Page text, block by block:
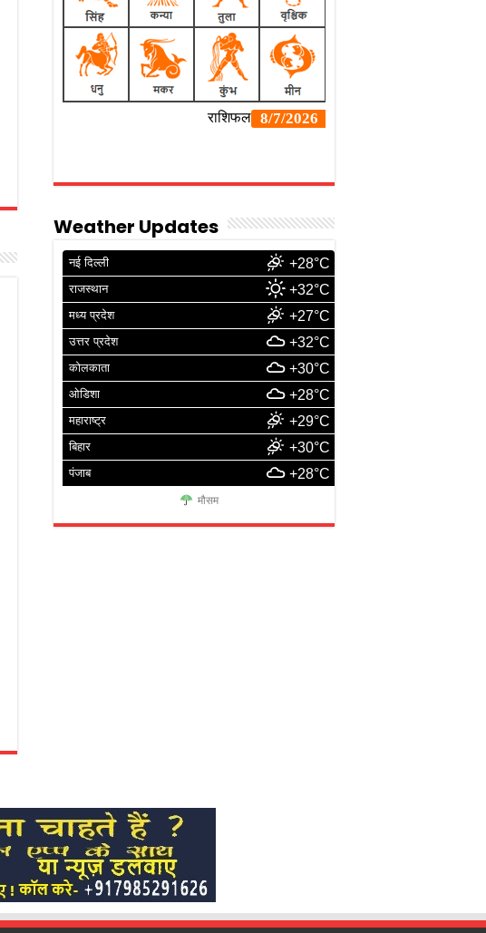
Weather Updates
नई दिल्ली +28°C
राजस्थान +32°C
मध्य प्रदेश +27°C
उत्तर प्रदेश +32°C
कोलकाता +30°C
ओडिशा +28°C
महाराष्ट्र +29°C
बिहार +30°C
पंजाब +28°C
मौसम